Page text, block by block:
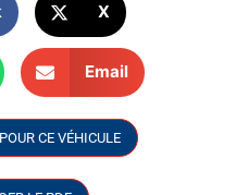
X
Email
CE VÉHICULE